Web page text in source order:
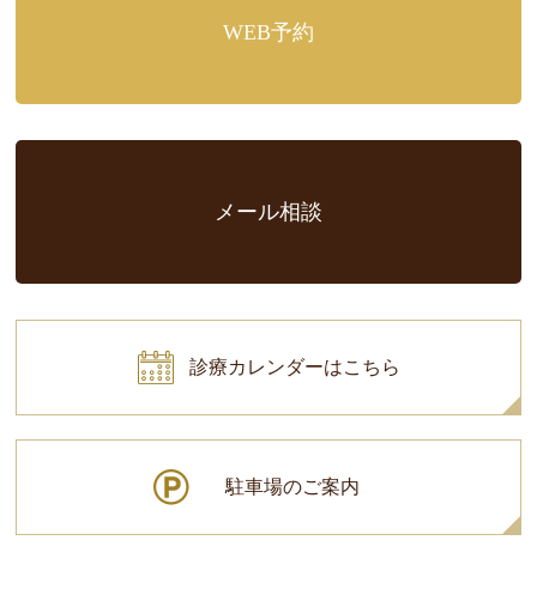
WEB予約
メール相談
診療カレンダーはこちら
駐車場のご案内